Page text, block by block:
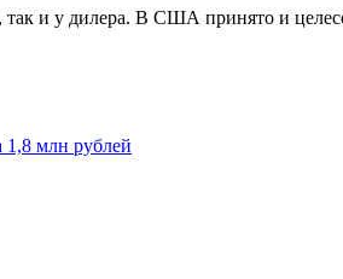
и у дилера. В США принято и
1,8 млн рублей